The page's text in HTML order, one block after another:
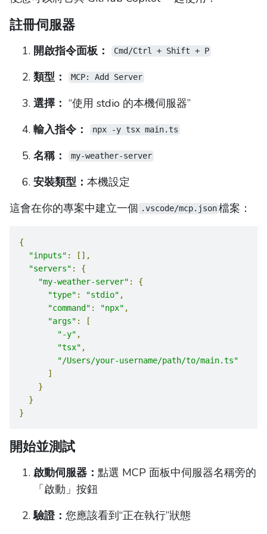
註冊伺服器
開啟指令面板： Cmd/Ctrl + Shift + P
類型： MCP: Add Server
選擇： “使用 stdio 的本機伺服器”
輸入指令：
npx -y tsx main.ts
名稱： my-weather-server
安裝類型： 本機設定
這會在你的專案中建立一個 .vscode/mcp.json 檔案：
{
"inputs" :
[],
"servers" :
{
"my-weather-server" :
{
"type" : "stdio" ,
"command" : "npx" ,
"args" :
[
"-y" ,
"tsx" ,
"/Users/your-username/path/to/main.ts"
]
}
}
}
開始並測試
啟動伺服器： 點選 MCP 面板中伺服器名稱旁的
「啟動」按鈕
驗證： 您應該看到“正在執行”狀態